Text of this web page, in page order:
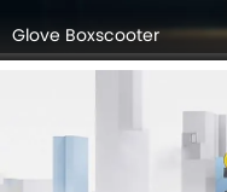
Glove Boxscooter